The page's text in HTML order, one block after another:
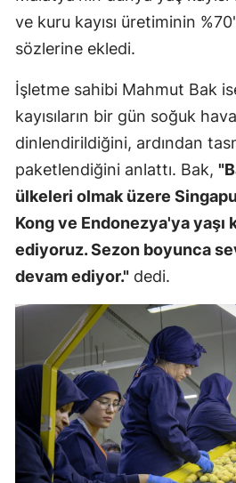
ve kuru kayısı üretiminin
sözlerine ekledi.
İşletme sahibi Mahmut Bak
kayısıların bir gün soğuk
dinlendirildiğini, ardından
paketlendiğini anlattı. Bak,
ülkeleri olmak üzere
Kong ve Endonezya'ya yaşı
ediyoruz. Sezon boyunca
devam ediyor." dedi.